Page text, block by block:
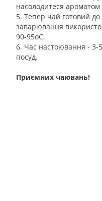
насолодитеся ароматом
5. Тепер чай готовий
заварювання
90-95оС.
6. Час настоювання - 3-
посуд.
Приємних чаювань!